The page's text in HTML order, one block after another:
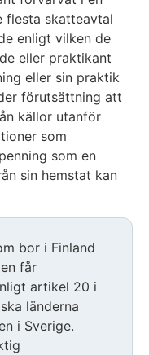
flesta skatteavtal
enligt vilken de
eller praktikant
eller sin praktik
förutsättning att
källor utanför
som
som en
sin hemstat kan
bor i Finland
får
artikel 20 i
länderna
i Sverige.